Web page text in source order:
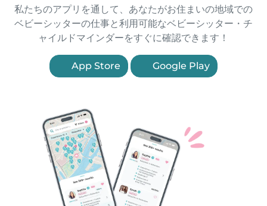
私たちのアプリを通して、あなたがお住まいの地域での
ベビーシッターの仕事と利用可能なベビーシッター・チ
ャイルドマインダーをすぐに確認できます！
App Store Google Play